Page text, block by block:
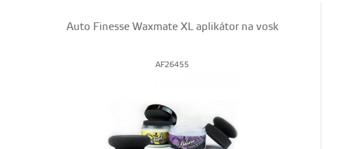
Auto Finesse Waxmate XL aplikátor na vosk
AF26455